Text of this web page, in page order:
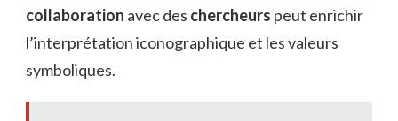
collaboration avec des chercheurs peut enrichir
l’interprétation iconographique et les valeurs
symboliques.